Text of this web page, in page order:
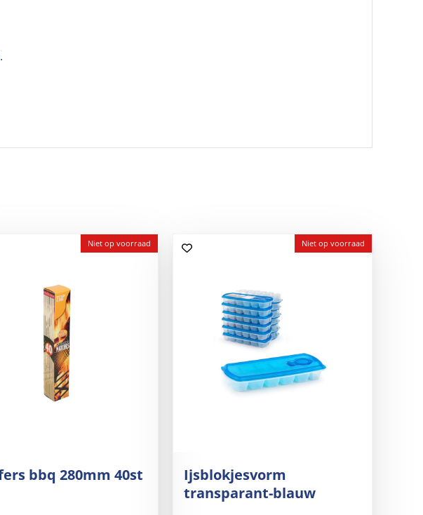
Niet op voorraad
bbq 280mm 40st
Niet op voorraad
Ijsblokjesvorm
transparant-blauw